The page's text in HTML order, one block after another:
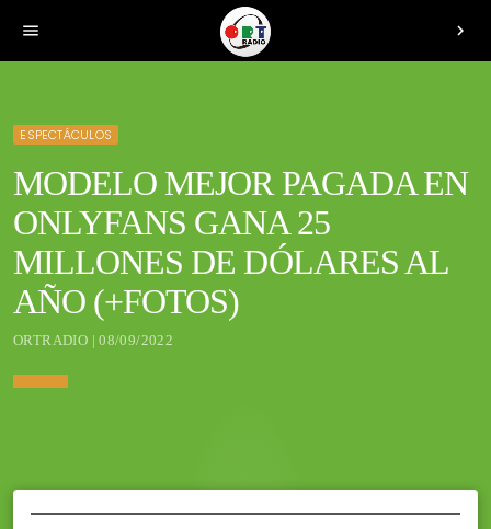
menu chevron_right
ESPECTÁCULOS
MODELO MEJOR PAGADA EN
ONLYFANS GANA 25
MILLONES DE DÓLARES AL
AÑO (+FOTOS)
ORTRADIO | 08/09/2022